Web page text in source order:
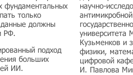
фундаментальных
только
должны
РФ.
подход
больших
ИИ.
научно-
университета
Кузьменков и
физики,
цифровой
И. Павлова